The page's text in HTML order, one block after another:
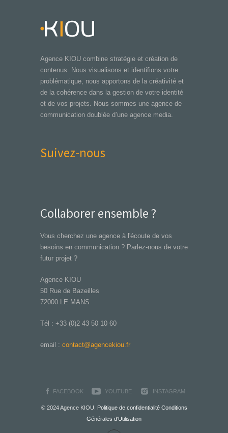
Agence KIOU combine stratégie et création de
contenus. Nous visualisons et identifions votre
problématique, nous apportons de la créativité et
de la cohérence dans la gestion de votre identité
et de vos projets. Nous sommes une agence de
communication doublée d’une agence media.
Suivez-nous
Collaborer ensemble ?
Vous cherchez une agence à l'écoute de vos
besoins en communication ? Parlez-nous de votre
futur projet ?
Agence KIOU
50 Rue de Bazeilles
72000 LE MANS
Tél : +33 (0)2 43 50 10 60
email : contact@agencekiou.fr
FACEBOOK YOUTUBE INSTAGRAM
© 2024 Agence KIOU. Politique de confidentialité Conditions
Générales d'Utilisation